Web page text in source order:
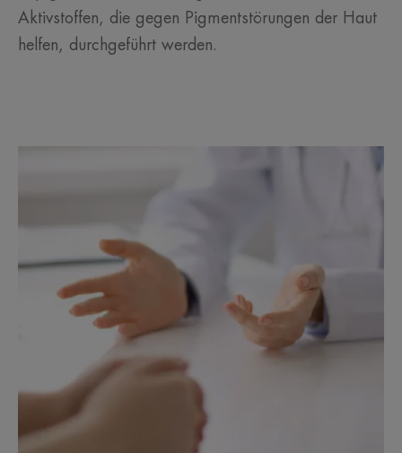
Aktivstoffen, die gegen Pigmentstörungen der Haut
helfen, durchgeführt werden.